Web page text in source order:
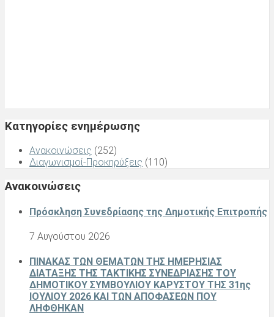
Κατηγορίες ενημέρωσης
Ανακοινώσεις (252)
Διαγωνισμοί-Προκηρύξεις (110)
Ανακοινώσεις
Πρόσκληση Συνεδρίασης της Δημοτικής Επιτροπής
7 Αυγούστου 2026
ΠΙΝΑΚΑΣ ΤΩΝ ΘΕΜΑΤΩΝ ΤΗΣ ΗΜΕΡΗΣΙΑΣ
ΔΙΑΤΑΞΗΣ ΤΗΣ ΤΑΚΤΙΚΗΣ ΣΥΝΕΔΡΙΑΣΗΣ ΤΟΥ
ΔΗΜΟΤΙΚΟΥ ΣΥΜΒΟΥΛΙΟΥ ΚΑΡΥΣΤΟΥ ΤΗΣ 31ης
ΙΟΥΛΙΟΥ 2026 ΚΑΙ ΤΩΝ ΑΠΟΦΑΣΕΩΝ ΠΟΥ
ΛΗΦΘΗΚΑΝ